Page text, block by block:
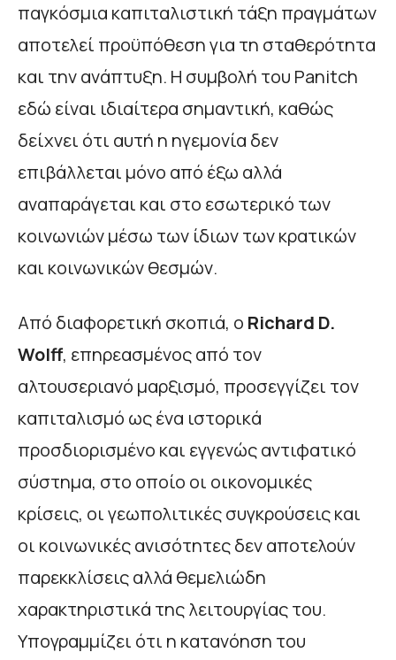
παγκόσμια καπιταλιστική τάξη πραγμάτων
αποτελεί προϋπόθεση για τη σταθερότητα
και την ανάπτυξη. Η συμβολή του Panitch
εδώ είναι ιδιαίτερα σημαντική, καθώς
δείχνει ότι αυτή η ηγεμονία δεν
επιβάλλεται μόνο από έξω αλλά
αναπαράγεται και στο εσωτερικό των
κοινωνιών μέσω των ίδιων των κρατικών
και κοινωνικών θεσμών.
Από διαφορετική σκοπιά, ο Richard D.
Wolff, επηρεασμένος από τον
αλτουσεριανό μαρξισμό, προσεγγίζει τον
καπιταλισμό ως ένα ιστορικά
προσδιορισμένο και εγγενώς αντιφατικό
σύστημα, στο οποίο οι οικονομικές
κρίσεις, οι γεωπολιτικές συγκρούσεις και
οι κοινωνικές ανισότητες δεν αποτελούν
παρεκκλίσεις αλλά θεμελιώδη
χαρακτηριστικά της λειτουργίας του.
Υπογραμμίζει ότι η κατανόηση του